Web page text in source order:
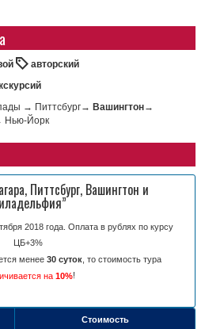
авторский
→ Питтсбург→ Вашингтон→
Нью-Йорк
Питтсбург, Вашингтон и
2018 года. Оплата в рублях по курсу
ЦБ+3%
менее 30 суток, то стоимость тура
на 10%!
Стоимость